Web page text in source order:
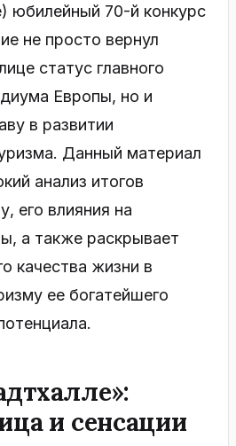
юбилейный 70-й конкурс
не просто вернул
статус главного
Европы, но и
в развитии
Данный материал
анализ итогов
его влияния на
а также раскрывает
качества жизни в
ее богатейшего
и сенсации